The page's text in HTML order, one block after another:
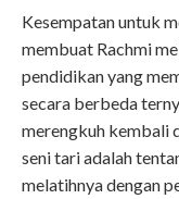
Kesempatan untuk
membuat Rachmi
pendidikan yang
secara berbeda
merengkuh kembali
seni tari adalah
melatihnya dengan